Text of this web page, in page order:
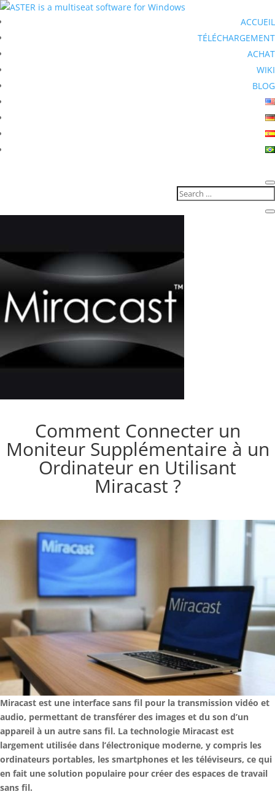
ACCUEIL
TÉLÉCHARGEMENT
ACHAT
WIKI
BLOG
Comment Connecter un
Moniteur Supplémentaire à un
Ordinateur en Utilisant
Miracast ?
Miracast est une interface sans fil pour la transmission vidéo et
audio, permettant de transférer des images et du son d’un
appareil à un autre sans fil. La technologie Miracast est
largement utilisée dans l’électronique moderne, y compris les
ordinateurs portables, les smartphones et les téléviseurs, ce qui
en fait une solution populaire pour créer des espaces de travail
sans fil.